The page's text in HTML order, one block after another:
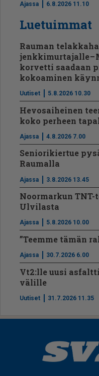
Ajassa 6.8.2026 11.10
Luetuimmat
Rauman
jenkkimurtajalle –
korvetti saadaan
kokoaminen
Uutiset 5.8.2026 10.30
Hevosaiheinen
koko perheen
Ajassa 4.8.2026 7.00
Seniorikiertue
Raumalla
Ajassa 3.8.2026 13.45
Noormarkun
Ulvilasta
Ajassa 5.8.2026 10.00
”Teemme tämän
Ajassa 30.7.2026 6.00
Vt2:lle uusi
välille
Uutiset 31.7.2026 11.35